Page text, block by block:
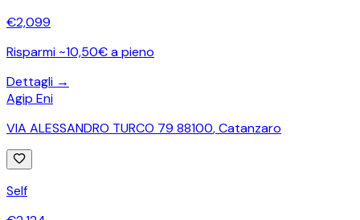
€2,099
Risparmi ~10,50€ a pieno
Dettagli →
Agip Eni
VIA ALESSANDRO TURCO 79 88100,Catanzaro
Self